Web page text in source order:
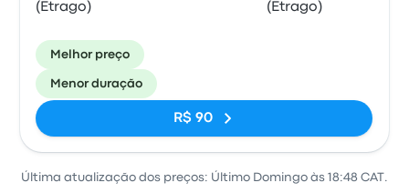
(Etrago)
(Etrago)
Melhor preço
Menor duração
R$ 90
Última atualização dos preços: Último Domingo às 18:48 CAT.